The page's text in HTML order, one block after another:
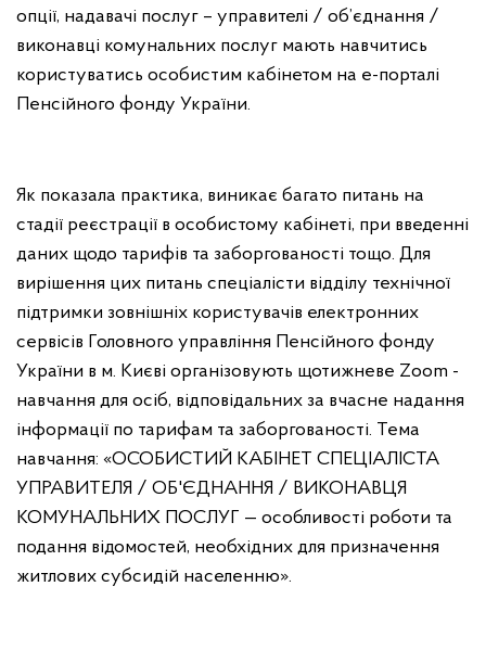
опції, надавачі послуг – управителі / об’єднання /
виконавці комунальних послуг мають навчитись
користуватись особистим кабінетом на е-порталі
Пенсійного фонду України.
Як показала практика, виникає багато питань на
стадії реєстрації в особистому кабінеті, при введенні
даних щодо тарифів та заборгованості тощо. Для
вирішення цих питань спеціалісти відділу технічної
підтримки зовнішніх користувачів електронних
сервісів Головного управління Пенсійного фонду
України в м. Києві організовують щотижневе Zoom -
навчання для осіб, відповідальних за вчасне надання
інформації по тарифам та заборгованості. Тема
навчання: «ОСОБИСТИЙ КАБІНЕТ СПЕЦІАЛІСТА
УПРАВИТЕЛЯ / ОБ'ЄДНАННЯ / ВИКОНАВЦЯ
КОМУНАЛЬНИХ ПОСЛУГ — особливості роботи та
подання відомостей, необхідних для призначення
житлових субсидій населенню».